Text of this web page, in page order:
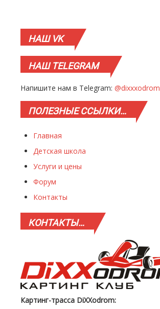
НАШVK
НАШTELEGRAM
Напишите нам в Telegram: @dixxxodrom
ПОЛЕЗНЫЕССЫЛКИ…
Главная
Детская школа
Услуги и цены
Форум
Контакты
КОНТАКТЫ…
Картинг-трасса DiXXodrom: